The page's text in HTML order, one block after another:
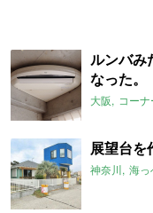
ルンバみ
なった。
大阪 コー
展望台を
神奈川 海っ